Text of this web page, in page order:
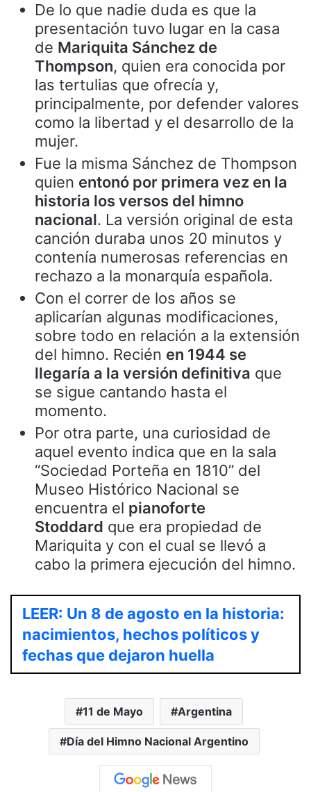
De lo que nadie duda es que la
presentación tuvo lugar en la casa
de Mariquita Sánchez de
Thompson, quien era conocida por
las tertulias que ofrecía y,
principalmente, por defender valores
como la libertad y el desarrollo de la
mujer.
Fue la misma Sánchez de Thompson
quien entonó por primera vez en la
historia los versos del himno
nacional. La versión original de esta
canción duraba unos 20 minutos y
contenía numerosas referencias en
rechazo a la monarquía española.
Con el correr de los años se
aplicarían algunas modificaciones,
sobre todo en relación a la extensión
del himno. Recién en 1944 se
llegaría a la versión definitiva que
se sigue cantando hasta el
momento.
Por otra parte, una curiosidad de
aquel evento indica que en la sala
“Sociedad Porteña en 1810” del
Museo Histórico Nacional se
encuentra el pianoforte
Stoddard que era propiedad de
Mariquita y con el cual se llevó a
cabo la primera ejecución del himno.
LEER: Un 8 de agosto en la historia:
nacimientos, hechos políticos y
fechas que dejaron huella
11 de Mayo Argentina
Día del Himno Nacional Argentino